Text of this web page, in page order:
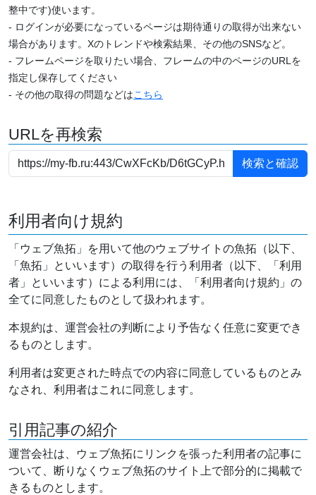
整中です)使います。
- ログインが必要になっているページは期待通りの取得が出来ない
場合があります。Xのトレンドや検索結果、その他のSNSなど。
- フレームページを取りたい場合、フレームの中のページのURLを
指定し保存してください
- その他の取得の問題などはこちら
URLを再検索
利用者向け規約
「ウェブ魚拓」を用いて他のウェブサイトの魚拓（以下、
「魚拓」といいます）の取得を行う利用者（以下、「利用
者」といいます）による利用には、「利用者向け規約」の
全てに同意したものとして扱われます。
本規約は、運営会社の判断により予告なく任意に変更でき
るものとします。
利用者は変更された時点での内容に同意しているものとみ
なされ、利用者はこれに同意します。
引用記事の紹介
運営会社は、ウェブ魚拓にリンクを張った利用者の記事に
ついて、断りなくウェブ魚拓のサイト上で部分的に掲載で
きるものとします。